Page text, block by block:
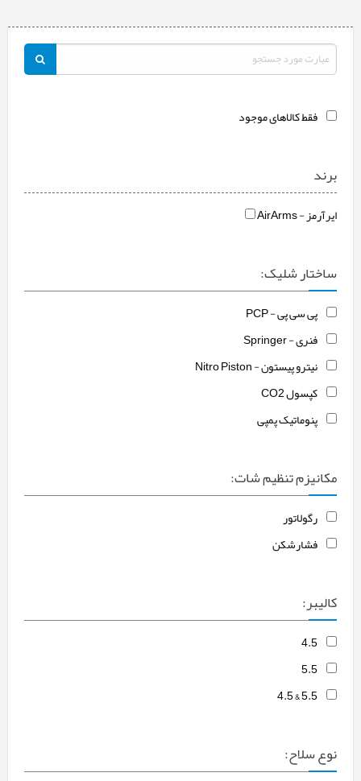
فقط کالاهای موجود
برند
ایرآرمز - AirArms
ساختار شلیک:
پی سی پی - PCP
فنری - Springer
نیترو پیستون - Nitro Piston
کپسول CO2
پنوماتیک پمپی
مکانیزم تنظیم شات:
رگولاتور
فشارشکن
کالیبر:
4.5
5.5
5.5 & 4.5
نوع سلاح: